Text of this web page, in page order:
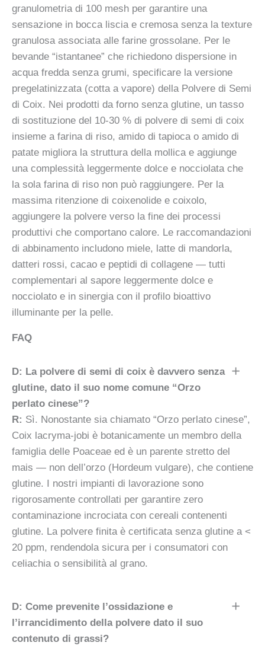
granulometria di 100 mesh per garantire una
sensazione in bocca liscia e cremosa senza la texture
granulosa associata alle farine grossolane. Per le
bevande “istantanee” che richiedono dispersione in
acqua fredda senza grumi, specificare la versione
pregelatinizzata (cotta a vapore) della Polvere di Semi
di Coix. Nei prodotti da forno senza glutine, un tasso
di sostituzione del 10-30 % di polvere di semi di coix
insieme a farina di riso, amido di tapioca o amido di
patate migliora la struttura della mollica e aggiunge
una complessità leggermente dolce e nocciolata che
la sola farina di riso non può raggiungere. Per la
massima ritenzione di coixenolide e coixolo,
aggiungere la polvere verso la fine dei processi
produttivi che comportano calore. Le raccomandazioni
di abbinamento includono miele, latte di mandorla,
datteri rossi, cacao e peptidi di collagene — tutti
complementari al sapore leggermente dolce e
nocciolato e in sinergia con il profilo bioattivo
illuminante per la pelle.
FAQ
D: La polvere di semi di coix è davvero senza
glutine, dato il suo nome comune “Orzo
perlato cinese”?
R: Sì. Nonostante sia chiamato “Orzo perlato cinese”,
Coix lacryma-jobi è botanicamente un membro della
famiglia delle Poaceae ed è un parente stretto del
mais — non dell’orzo (Hordeum vulgare), che contiene
glutine. I nostri impianti di lavorazione sono
rigorosamente controllati per garantire zero
contaminazione incrociata con cereali contenenti
glutine. La polvere finita è certificata senza glutine a <
20 ppm, rendendola sicura per i consumatori con
celiachia o sensibilità al grano.
D: Come prevenite l’ossidazione e
l’irrancidimento della polvere dato il suo
contenuto di grassi?